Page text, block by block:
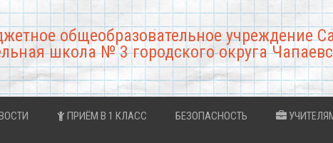
общеобразовательное учреждение
школа № 3 городского округа
ПРИЁМ В 1 КЛАСС БЕЗОПАСНОСТЬ